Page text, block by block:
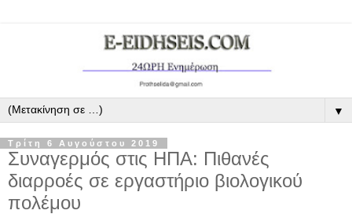
▼
Τρίτη 6 Αυγούστου 2019
Συναγερμός στις ΗΠΑ: Πιθανές
διαρροές σε εργαστήριο βιολογικού
πολέμου